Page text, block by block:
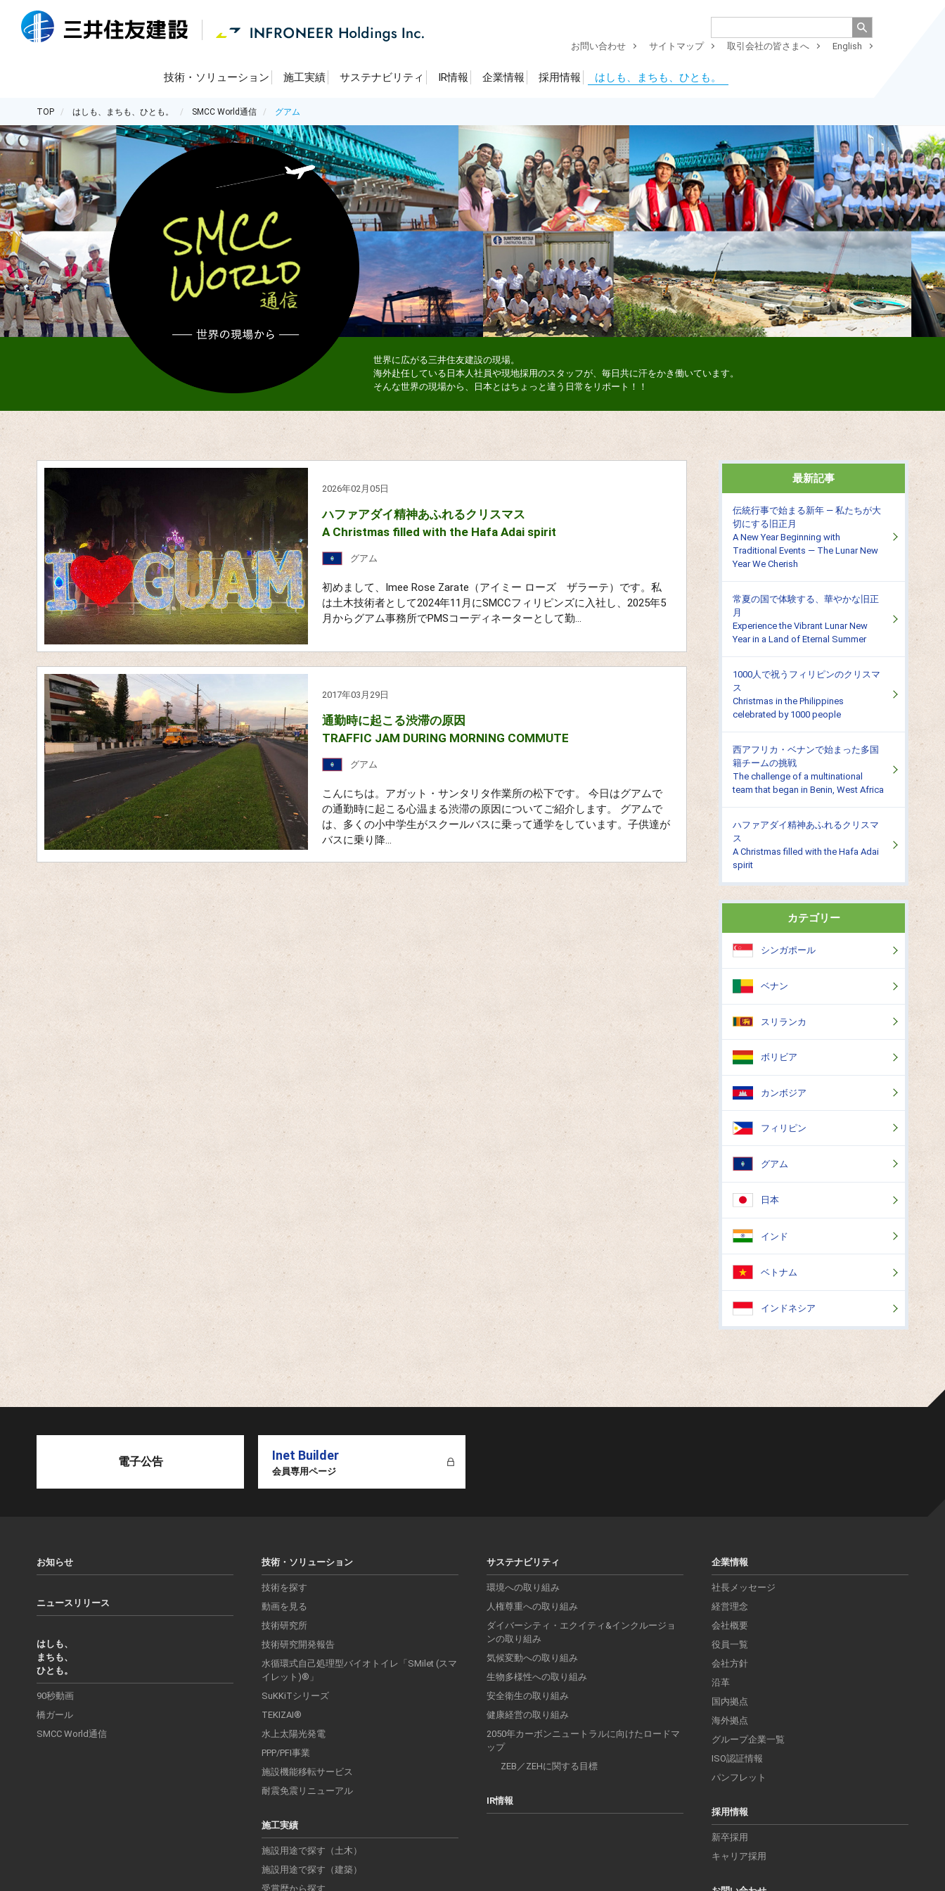
お問い合わせ サイトマップ 取引会社の皆さまへ English
技術・ソリューション 施工実績 サステナビリティ IR情報 企業情報 採用情報 はしも、まちも、ひとも。
TOP はしも、まちも、ひとも。 SMCC World通信 グアム
世界に広がる三井住友建設の現場。
海外赴任している日本人社員や現地採用のスタッフが、毎日共に汗をかき働いています。
そんな世界の現場から、日本とはちょっと違う日常をリポート！！
2026年02月05日
ハファアダイ精神あふれるクリスマス
A Christmas filled with the Hafa Adai spirit
グアム
初めまして、Imee Rose Zarate（アイミー ローズ ザラーテ）です。私
は土木技術者として2024年11月にSMCCフィリピンズに入社し、2025年5
月からグアム事務所でPMSコーディネーターとして勤...
2017年03月29日
通勤時に起こる渋滞の原因
TRAFFIC JAM DURING MORNING COMMUTE
グアム
こんにちは。アガット・サンタリタ作業所の松下です。 今日はグアムで
の通勤時に起こる心温まる渋滞の原因についてご紹介します。 グアムで
は、多くの小中学生がスクールバスに乗って通学をしています。子供達が
バスに乗り降...
最新記事
伝統行事で始まる新年 ― 私たちが大
切にする旧正月
A New Year Beginning with
Traditional Events ― The Lunar New
Year We Cherish
常夏の国で体験する、華やかな旧正
月
Experience the Vibrant Lunar New
Year in a Land of Eternal Summer
1000人で祝うフィリピンのクリスマ
ス
Christmas in the Philippines
celebrated by 1000 people
西アフリカ・ベナンで始まった多国
籍チームの挑戦
The challenge of a multinational
team that began in Benin, West Africa
ハファアダイ精神あふれるクリスマ
ス
A Christmas filled with the Hafa Adai
spirit
カテゴリー
シンガポール
ベナン
スリランカ
ボリビア
カンボジア
フィリピン
グアム
日本
インド
ベトナム
インドネシア
電子公告 Inet Builder
会員専用ページ
お知らせ
ニュースリリース
はしも、
まちも、
ひとも。
90秒動画
橋ガール
SMCC World通信
技術・ソリューション
技術を探す
動画を見る
技術研究所
技術研究開発報告
水循環式自己処理型バイオトイレ「SMilet (スマ
イレット)®」
SuKKiTシリーズ
TEKIZAI®
水上太陽光発電
PPP/PFI事業
施設機能移転サービス
耐震免震リニューアル
施工実績
施設用途で探す（土木）
施設用途で探す（建築）
受賞歴から探す
サステナビリティ
環境への取り組み
人権尊重への取り組み
ダイバーシティ・エクイティ&インクルージョ
ンの取り組み
気候変動への取り組み
生物多様性への取り組み
安全衛生の取り組み
健康経営の取り組み
2050年カーボンニュートラルに向けたロードマ
ップ
ZEB／ZEHに関する目標
IR情報
企業情報
社長メッセージ
経営理念
会社概要
役員一覧
会社方針
沿革
国内拠点
海外拠点
グループ企業一覧
ISO認証情報
パンフレット
採用情報
新卒採用
キャリア採用